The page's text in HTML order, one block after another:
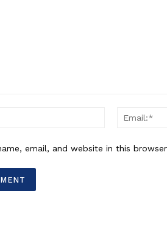
Name:*
email, and website in this